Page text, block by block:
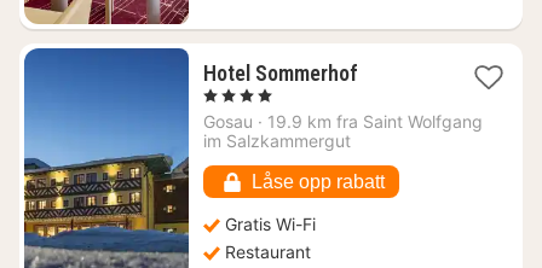
Hotel Sommerhof1
fra
, 4 Stjerner
Gosau · 19.9 km fra Saint Wolfgang
im Salzkammergut
Låse opp rabatt
Gratis Wi-Fi
Restaurant